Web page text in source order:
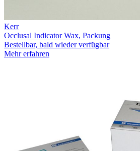
Kerr
Occlusal Indicator Wax, Packung
Bestellbar, bald wieder verfügbar
Mehr erfahren